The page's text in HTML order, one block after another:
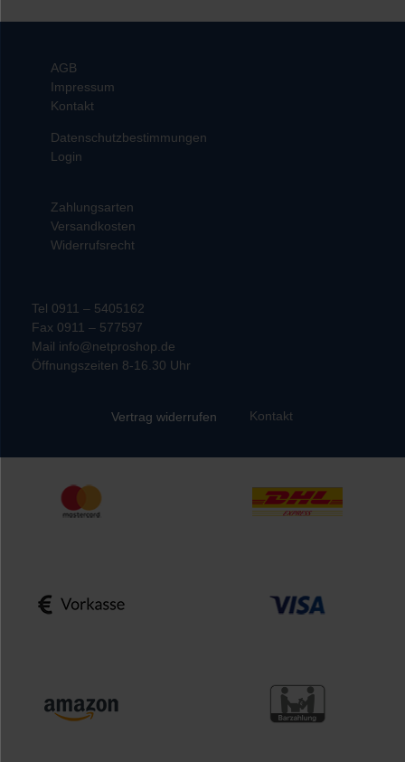
AGB
Impressum
Kontakt
Datenschutzbestimmungen
Login
Zahlungsarten
Versandkosten
Widerrufsrecht
Tel 0911 – 5405162
Fax 0911 – 577597
Mail info@netproshop.de
Öffnungszeiten 8-16.30 Uhr
Vertrag widerrufen Kontakt